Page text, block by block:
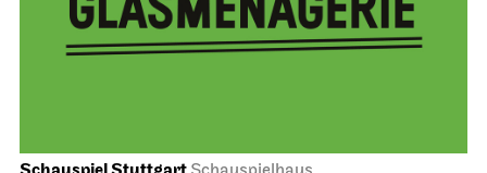
Premiere
Elisabeth